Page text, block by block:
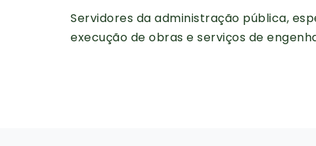
Servidores da administração pública,
execução de obras e serviços de